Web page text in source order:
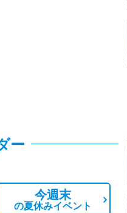
ー
今週末
の夏休みイベント